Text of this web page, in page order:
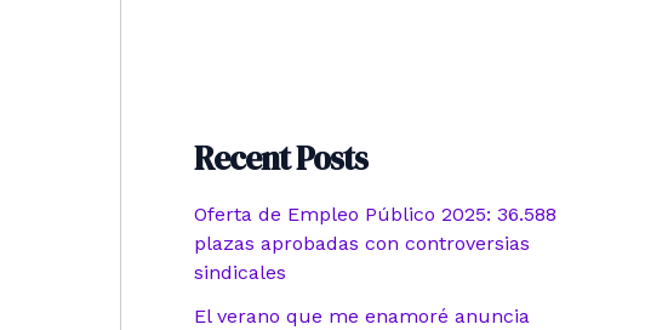
Recent Posts
Oferta de Empleo Público 2025: 36.588
plazas aprobadas con controversias
sindicales
El verano que me enamoré anuncia